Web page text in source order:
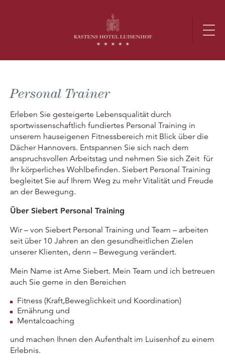
Personal Trainer
Erleben Sie gesteigerte Lebensqualität durch
sportwissenschaftlich fundiertes Personal Training in
unserem hauseigenen Fitnessbereich mit Blick über die
Dächer Hannovers. Entspannen Sie sich nach dem
anspruchsvollen Arbeitstag und nehmen Sie sich Zeit für
Ihr körperliches Wohlbefinden. Siebert Personal Training
begleitet Sie auf Ihrem Weg zu mehr Vitalität und Freude
an der Bewegung.
Über Siebert Personal Training
Wir – von Siebert Personal Training und Team – arbeiten
seit über 10 Jahren an den gesundheitlichen Zielen
unserer Klienten, denn – Bewegung verändert.
Mein Name ist Arne Siebert. Mein Team und ich betreuen
auch Sie gerne in den Bereichen
Fitness (Kraft,Beweglichkeit und Koordination)
Ernährung und
Mentalcoaching
und machen Ihnen den Aufenthalt im Luisenhof zu einem
Erlebnis.